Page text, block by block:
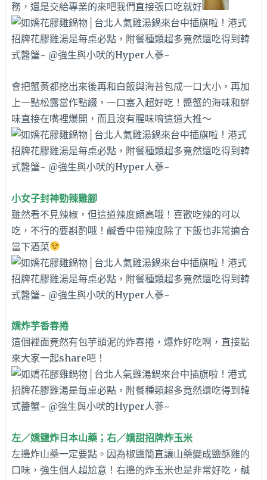
務，還是交給專業的來吧我們直接張口吃就好
會把蟹黃都挖出來後再和白飯與海苔包成一口大小，再加
上一點松露當作點綴，一口塞入超好吃！醬蟹的海味和鮮
味直接在嘴裡爆開，而且沒有腥味唷這道大推～
小女子封神勁辣雞腳
雖然看不見辣椒，但這道辣度頗高哦！喜歡吃辣的可以
吃，不行的要斟酌哦！鹹香中帶辣度除了下飯也非常適合
當下酒菜
嬌炸芋香春捲
這個裡面竟然有包芋頭泥的炸春捲，爆炸好吃啊，直接點
來大家一起share吧！
左／嬌鹽炸日本山藥；右／嬌甜招牌炸玉米
左邊炸山藥一定要點。因為椒鹽簡直讓山藥變成鹽酥雞的
口味，強生個人超尬意！右邊的炸玉米也是非常好吃，鹹